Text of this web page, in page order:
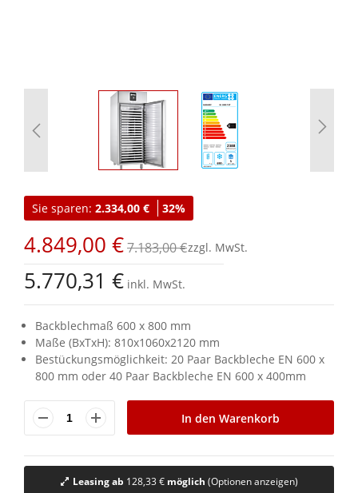
Anfang
der
springen
Sie sparen: 2.334,00 € 32%
4.849,00 €7.183,00 €
5.770,31 € inkl. MwSt.
Backblechmaß 600 x 800 mm
Maße (BxTxH): 810x1060x2120 mm
Bestückungsmöglichkeit: 20 Paar Backbleche EN 600 x
800 mm oder 40 Paar Backbleche EN 600 x 400mm
In den Warenkorb
Leasing ab 128,33 €möglich (Optionen anzeigen)